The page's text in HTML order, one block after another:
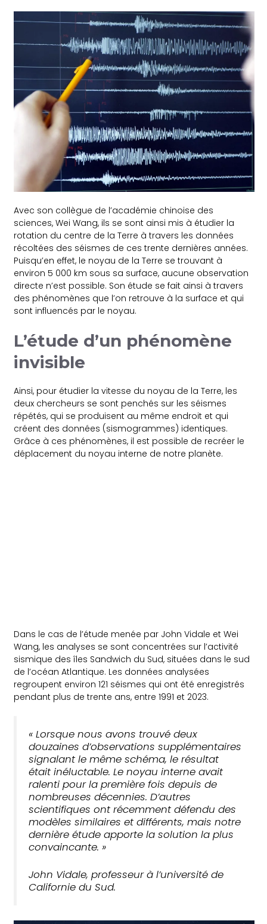
Avec son collègue de l’académie chinoise des
sciences, Wei Wang, ils se sont ainsi mis à étudier la
rotation du centre de la Terre à travers les données
récoltées des séismes de ces trente dernières années.
Puisqu’en effet, le noyau de la Terre se trouvant à
environ 5 000 km sous sa surface, aucune observation
directe n’est possible. Son étude se fait ainsi à travers
des phénomènes que l’on retrouve à la surface et qui
sont influencés par le noyau.
L’étude d’un phénomène
invisible
Ainsi, pour étudier la vitesse du noyau de la Terre, les
deux chercheurs se sont penchés sur les séismes
répétés, qui se produisent au même endroit et qui
créent des données (sismogrammes) identiques.
Grâce à ces phénomènes, il est possible de recréer le
déplacement du noyau interne de notre planète.
Dans le cas de l’étude menée par John Vidale et Wei
Wang, les analyses se sont concentrées sur l’activité
sismique des îles Sandwich du Sud, situées dans le sud
de l’océan Atlantique. Les données analysées
regroupent environ 121 séismes qui ont été enregistrés
pendant plus de trente ans, entre 1991 et 2023.
« Lorsque nous avons trouvé deux
douzaines d’observations supplémentaires
signalant le même schéma, le résultat
était inéluctable. Le noyau interne avait
ralenti pour la première fois depuis de
nombreuses décennies. D’autres
scientifiques ont récemment défendu des
modèles similaires et différents, mais notre
dernière étude apporte la solution la plus
convaincante. »
John Vidale, professeur à l’université de
Californie du Sud.